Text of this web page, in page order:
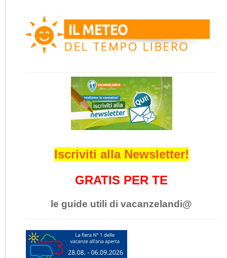
Iscriviti alla Newsletter!
GRATIS PER TE
le guide utili di vacanzelandi@